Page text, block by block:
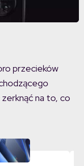
przecieków
na to, co